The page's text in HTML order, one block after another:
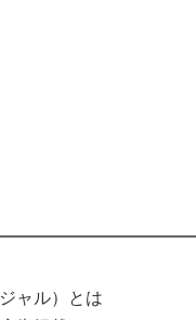
ャル）とは